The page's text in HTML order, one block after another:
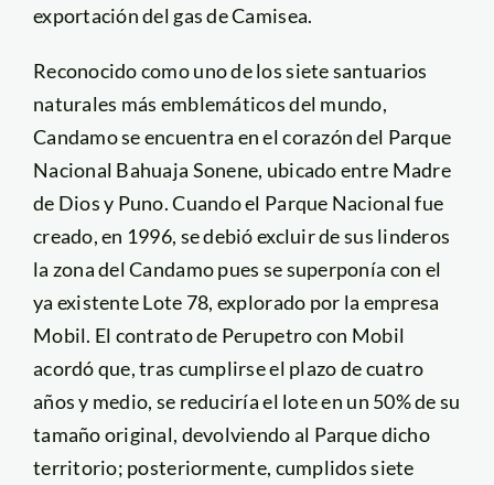
exportación del gas de Camisea.
Reconocido como uno de los siete santuarios
naturales más emblemáticos del mundo,
Candamo se encuentra en el corazón del Parque
Nacional Bahuaja Sonene, ubicado entre Madre
de Dios y Puno. Cuando el Parque Nacional fue
creado, en 1996, se debió excluir de sus linderos
la zona del Candamo pues se superponía con el
ya existente Lote 78, explorado por la empresa
Mobil. El contrato de Perupetro con Mobil
acordó que, tras cumplirse el plazo de cuatro
años y medio, se reduciría el lote en un 50% de su
tamaño original, devolviendo al Parque dicho
territorio; posteriormente, cumplidos siete